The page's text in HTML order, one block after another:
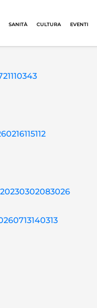
SANITÀ CULTURA EVENTI